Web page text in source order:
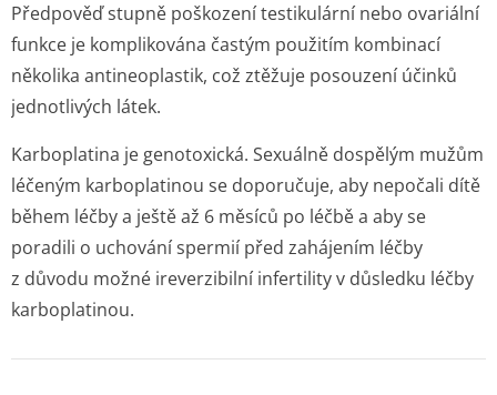
Předpověď stupně poškození testikulární nebo ovariální
funkce je komplikována častým použitím kombinací
několika antineoplastik, což ztěžuje posouzení účinků
jednotlivých látek.
Karboplatina je genotoxická. Sexuálně dospělým mužům
léčeným karboplatinou se doporučuje, aby nepočali dítě
během léčby a ještě až 6 měsíců po léčbě a aby se
poradili o uchování spermií před zahájením léčby
z důvodu možné ireverzibilní infertility v důsledku léčby
karboplatinou.